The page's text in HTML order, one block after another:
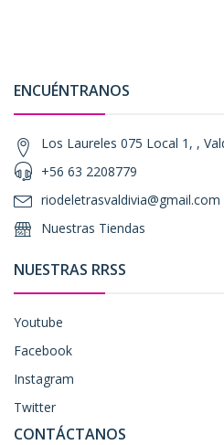
ENCUÉNTRANOS
Los Laureles 075 Local 1, ,
+56 63 2208779
riodeletrasvaldivia@gmail.com
Nuestras Tiendas
NUESTRAS RRSS
Youtube
Facebook
Instagram
Twitter
CONTÁCTANOS